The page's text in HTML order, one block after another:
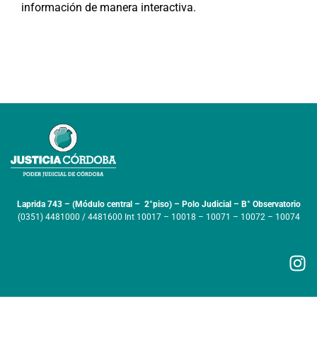
información de manera interactiva.
Laprida 743 – (Módulo central – 2°piso) – Polo Judicial – B° Observatorio
(0351) 4481000 / 4481600 Int 10017 – 10018 – 10071 – 10072 – 10074